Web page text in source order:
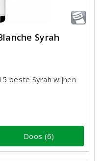
Syrah
beste Syrah wijnen
Doos (6)